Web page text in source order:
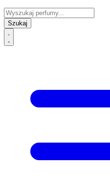
Szukaj